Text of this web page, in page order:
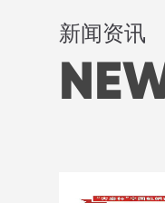
新闻资讯